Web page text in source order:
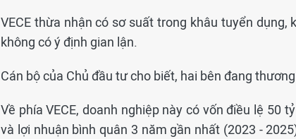
VECE thừa nhận có sơ suất trong khâu tuyển
không có ý định gian lận.
Cán bộ của Chủ đầu tư cho biết, hai bên đang
Về phía VECE, doanh nghiệp này có vốn điều lệ 50
và lợi nhuận bình quân 3 năm gần nhất (2023 -